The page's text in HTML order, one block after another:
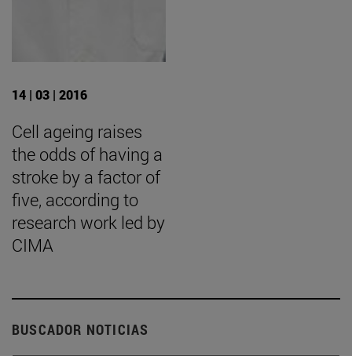
14 | 03 | 2016
Cell ageing raises
the odds of having a
stroke by a factor of
five, according to
research work led by
CIMA
BUSCADOR NOTICIAS